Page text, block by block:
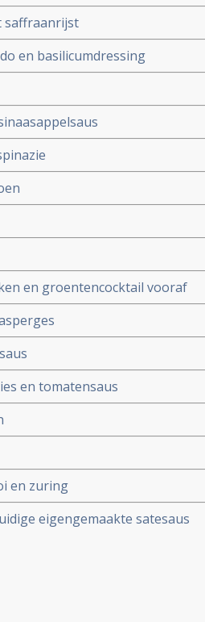
saffraanrijst
en basilicumdressing
en groentencocktail vooraf
en tomatensaus
en zuring
eigengemaakte satesaus